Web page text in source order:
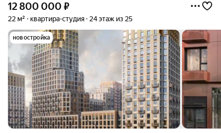
12 800 000 ₽
22 м² квартира-студия 24 этаж из 25
новостройка